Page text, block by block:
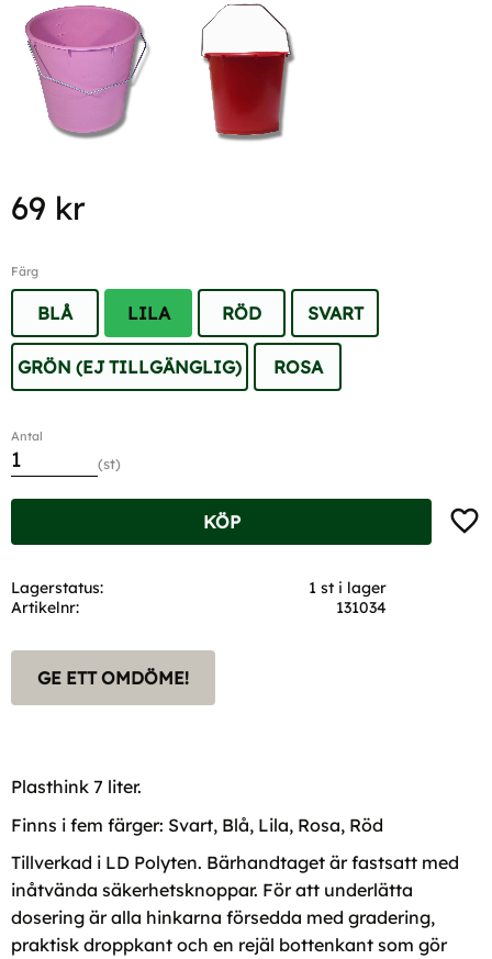
69 kr
Färg
BLÅ LILA RÖD SVART
GRÖN (EJ TILLGÄNGLIG) ROSA
Antal
st
KÖP
Lagerstatus
1 st i lager
Artikelnr
131034
GE ETT OMDÖME!
Plasthink 7 liter.
Finns i fem färger: Svart, Blå, Lila, Rosa, Röd
Tillverkad i LD Polyten. Bärhandtaget är fastsatt med
inåtvända säkerhetsknoppar. För att underlätta
dosering är alla hinkarna försedda med gradering,
praktisk droppkant och en rejäl bottenkant som gör